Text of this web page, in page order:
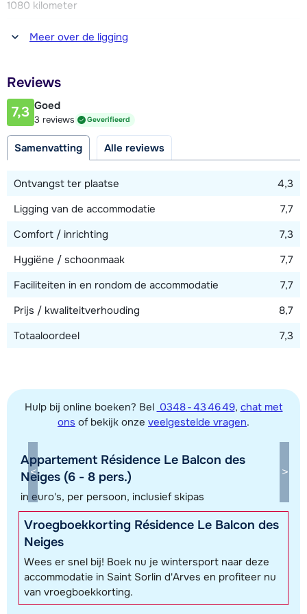
1080 kilometer
Afstand tot winkel(s)
550 meter
100 meter
Afstand tot piste
150 meter
Bekijk kaart
Toon alle accommodaties in dit gebied
Deze kaart geeft een indicatie van de ligging van onze accommodaties. De
exacte locatie kan enigszins afwijken.
Meer over de ligging
Reviews
7,3 Goed
3 reviews Geverifieerd
Samenvatting Alle reviews
Ontvangst ter plaatse
4,3
Ligging van de accommodatie
7,7
Comfort / inrichting
7,3
Hygiëne / schoonmaak
7,7
Faciliteiten in en rondom de accommodatie
7,7
Prijs / kwaliteitverhouding
8,7
Totaaloordeel
7,3
Hulp bij online boeken? Bel 0348 - 43 46 49, chat met
ons of bekijk onze veelgestelde vragen.
Appartement Résidence Le Balcon des
Neiges (6 - 8 pers.)
in euro's, per persoon, inclusief skipas
Vroegboekkorting Résidence Le Balcon des
Neiges
Wees er snel bij! Boek nu je wintersport naar deze
accommodatie in Saint Sorlin d'Arves en profiteer nu
van vroegboekkorting.